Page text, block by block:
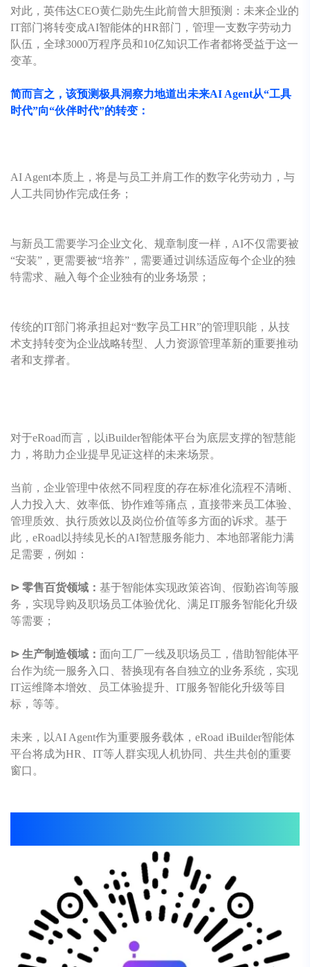
对此，英伟达CEO黄仁勋先生此前曾大胆预测：未来企业的
IT部门将转变成AI智能体的HR部门，管理一支数字劳动力
队伍，全球3000万程序员和10亿知识工作者都将受益于这一
变革。
简而言之，该预测极具洞察力地道出未来AI Agent从“工具
时代”向“伙伴时代”的转变：
AI Agent本质上，将是与员工并肩工作的数字化劳动力，与
人工共同协作完成任务；
与新员工需要学习企业文化、规章制度一样，AI不仅需要被
“安装”，更需要被“培养”，需要通过训练适应每个企业的独
特需求、融入每个企业独有的业务场景；
传统的IT部门将承担起对“数字员工HR”的管理职能，从技
术支持转变为企业战略转型、人力资源管理革新的重要推动
者和支撑者。
对于eRoad而言，以iBuilder智能体平台为底层支撑的智慧能
力，将助力企业提早见证这样的未来场景。
当前，企业管理中依然不同程度的存在标准化流程不清晰、
人力投入大、效率低、协作难等痛点，直接带来员工体验、
管理质效、执行质效以及岗位价值等多方面的诉求。 基于
此， eRoad 以持续见长的AI智慧服务能力、本地部署能力满
足需要，例如：
⊳ 零售百货领域： 基于智能体实现政策咨询、假勤咨询等服
务，实现导购及职场员工体验优化、满足IT服务智能化升级
等需要；
⊳ 生产制造领域： 面向工厂一线及职场员工，借助智能体平
台作为统一服务入口、替换现有各自独立的业务系统，实现
IT运维降本增效、员工体验提升、IT服务智能化升级等目
标，等等。
未来，以AI Agent作为重要服务载体， eRoad iBuilder智能体
平台将成为HR、IT等人群实现人机协同、共生共创的重要
窗口。